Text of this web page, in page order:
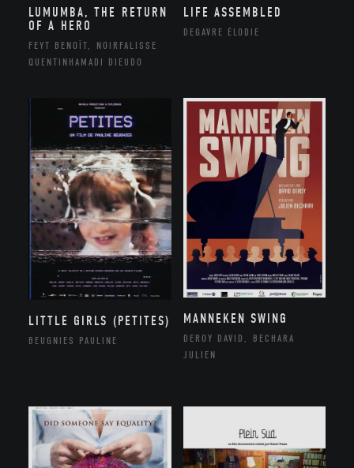
LUMUMBA, THE RETURN
OF A HERO
FEYT BENOÎT, NOIRFALISSE
QUENTINHAMADI DIEUDO
LIFE ASSEMBLED
DEGAVRE ÉLODIE
LITTLE GIRLS (PETITES)
BEUGNIES PAULINE
MANNEKEN SWING
DEROY DAVID, BECHARA
JULIEN